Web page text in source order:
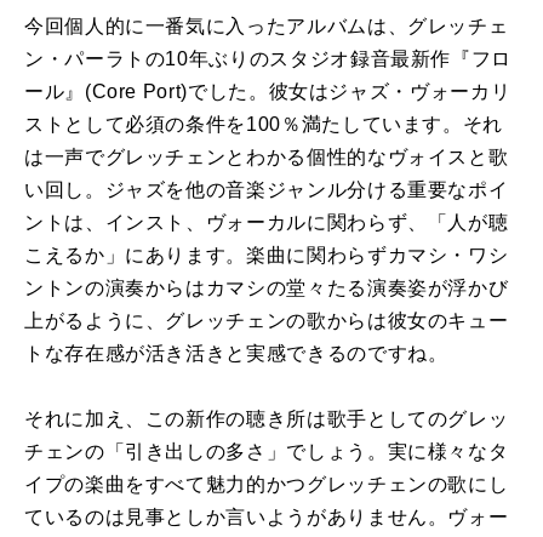
今回個人的に一番気に入ったアルバムは、グレッチェ
ン・パーラトの10年ぶりのスタジオ録音最新作『フロ
ール』 (Core Port)でした。彼女はジャズ・ヴォーカリ
ストとして必須の条件を100 ％満たしています。それ
は一声でグレッチェンとわかる個性的なヴォイスと歌
い回し。ジャズを他の音楽ジャンル分ける重要なポイ
ントは、インスト、ヴォーカルに関わらず、「人が聴
こえるか」にあります。楽曲に関わらずカマシ・ワシ
ントンの演奏からはカマシの堂々たる演奏姿が浮かび
上がるように、グレッチェンの歌からは彼女のキュー
トな存在感が活き活きと実感できるのですね。
それに加え、この新作の聴き所は歌手としてのグレッ
チェンの「引き出しの多さ」でしょう。実に様々なタ
イプの楽曲をすべて魅力的かつグレッチェンの歌にし
ているのは見事としか言いようがありません。ヴォー